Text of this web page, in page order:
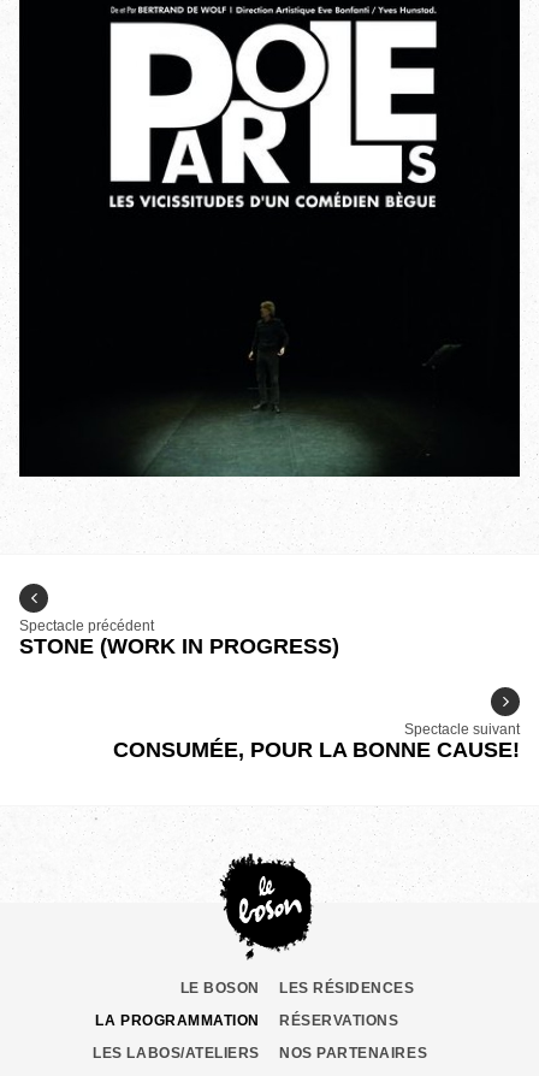
Spectacle précédent
STONE (WORK IN PROGRESS)
Spectacle suivant
CONSUMÉE, POUR LA BONNE CAUSE!
LE BOSON
LES RÉSIDENCES
LA PROGRAMMATION
RÉSERVATIONS
LES LABOS/ATELIERS
NOS PARTENAIRES